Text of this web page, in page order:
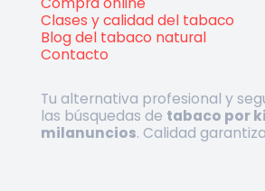
Clases y calidad del tabaco
Blog del tabaco natural
Contacto
Tu alternativa profesional y
las búsquedas de tabaco por
milanuncios. Calidad